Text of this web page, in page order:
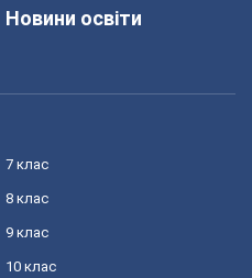
Новини освіти
7 клас
8 клас
9 клас
10 клас